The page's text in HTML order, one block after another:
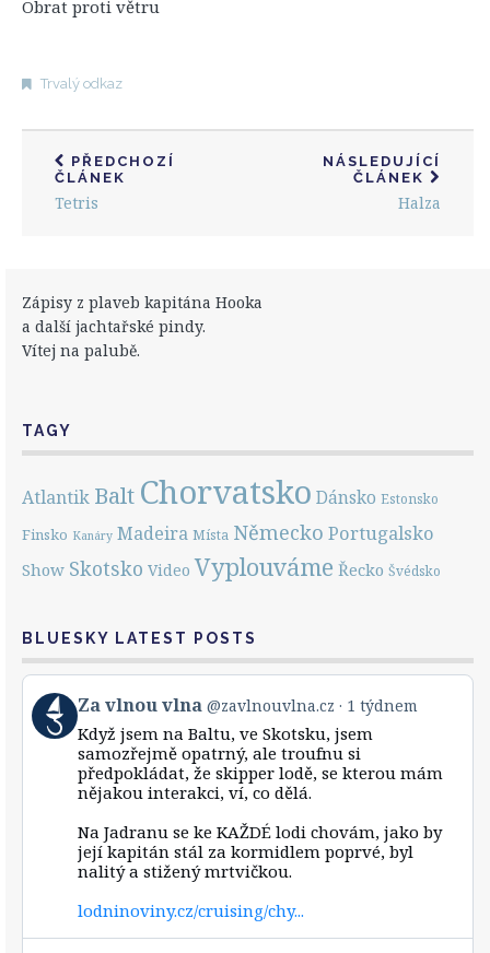
Obrat proti větru
Trvalý odkaz
PŘEDCHOZÍ
ČLÁNEK
Tetris
NÁSLEDUJÍCÍ
ČLÁNEK
Halza
Zápisy z plaveb kapitána Hooka
a další jachtařské pindy.
Vítej na palubě.
TAGY
Atlantik Balt Chorvatsko Dánsko Estonsko
Finsko Kanáry Madeira Místa Německo Portugalsko
Show Skotsko Video Vyplouváme Řecko Švédsko
BLUESKY LATEST POSTS
View
post
by
Bluesky
Za vlnou vlna @zavlnouvlna.cz 1 týdnem
Když jsem na Baltu, ve Skotsku, jsem
samozřejmě opatrný, ale troufnu si
předpokládat, že skipper lodě, se kterou mám
nějakou interakci, ví, co dělá.
Na Jadranu se ke KAŽDÉ lodi chovám, jako by
její kapitán stál za kormidlem poprvé, byl
nalitý a stižený mrtvičkou.
lodninoviny.cz/cruising/chy...